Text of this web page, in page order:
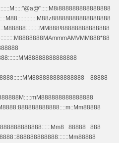
88888
88888 888